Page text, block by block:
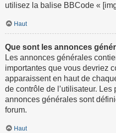
utilisez la balise BBCode «
Haut
Que sont les annonces
Les annonces générales
importantes que vous devriez
apparaissent en haut de
de contrôle de l’utilisateur.
annonces générales sont
forum.
Haut